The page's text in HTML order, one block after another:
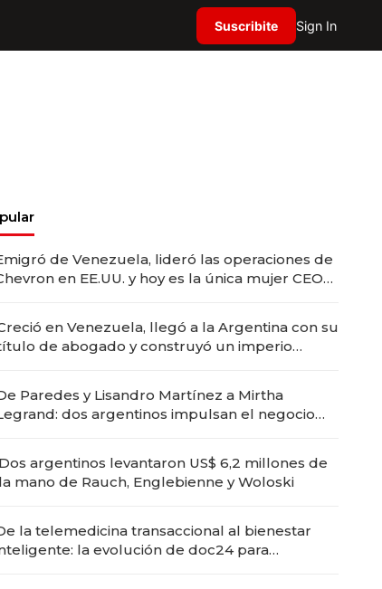
Suscribite Sign In
de Venezuela, lideró las operaciones de
en EE.UU. y hoy es la única mujer CEO
en Venezuela, llegó a la Argentina con su
de abogado y construyó un imperio
Paredes y Lisandro Martínez a Mirtha
dos argentinos impulsan el negocio
Dos argentinos levantaron US$ 6,2 millones de
la mano de Rauch, Englebienne y Woloski
la telemedicina transaccional al bienestar
la evolución de doc24 para